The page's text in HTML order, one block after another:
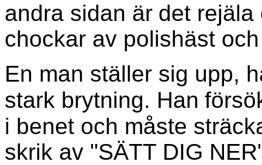
andra sidan är det rejäla
chockar av polishäst
En man ställer sig upp,
stark brytning. Han
i benet och måste
skrik av "SÄTT DIG